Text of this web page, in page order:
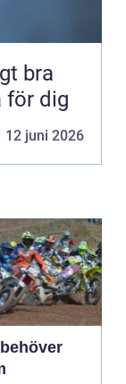
bra
för dig
12 juni 2026